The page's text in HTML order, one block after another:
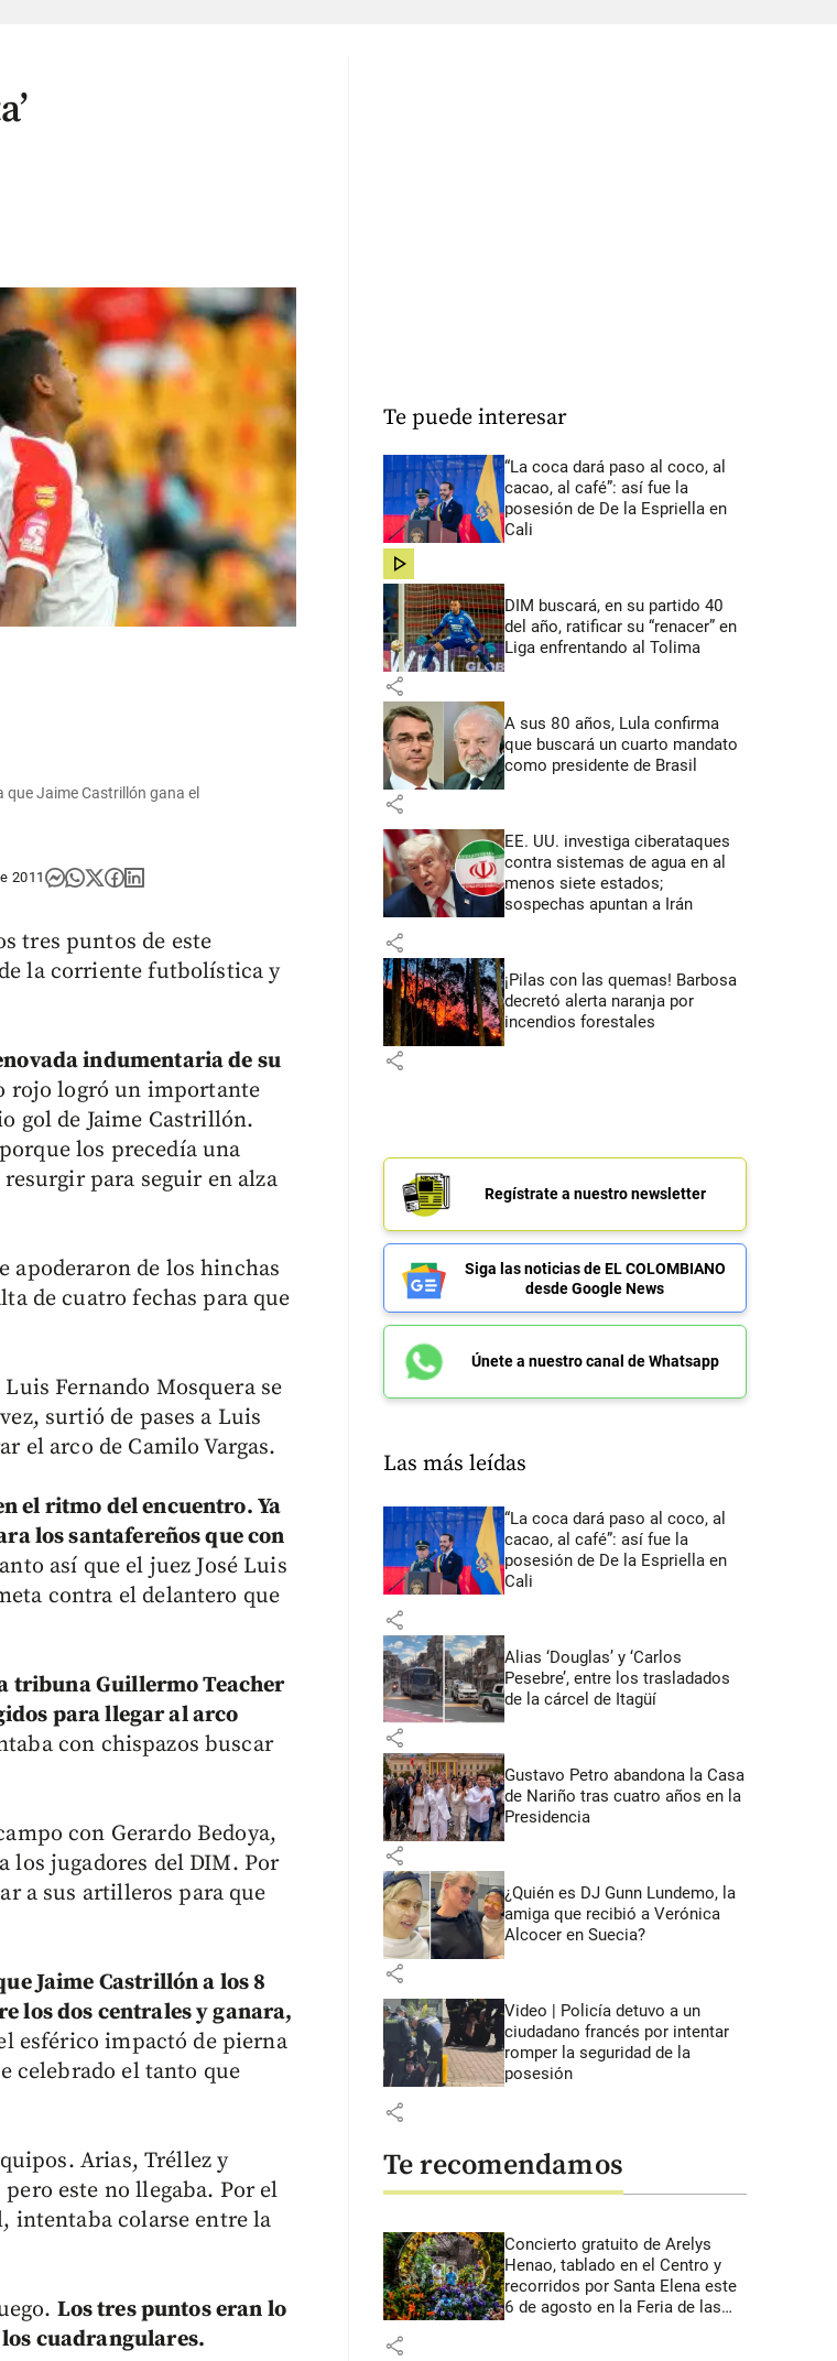
que Jaime Castrillón gana el
2011
tres puntos de este
la corriente futbolística y
indumentaria de su
rojo logró un importante
gol de Jaime Castrillón.
los precedía una
para seguir en alza
apoderaron de los hinchas
de cuatro fechas para que
Fernando Mosquera se
surtió de pases a Luis
el arco de Camilo Vargas.
el ritmo del encuentro. Ya
los santafereños que con
así que el juez José Luis
contra el delantero que
tribuna Guillermo Teacher
para llegar al arco
con chispazos buscar
con Gerardo Bedoya,
los jugadores del DIM. Por
a sus artilleros para que
Jaime Castrillón a los 8
los dos centrales y ganara,
esférico impactó de pierna
celebrado el tanto que
Arias, Tréllez y
este no llegaba. Por el
intentaba colarse entre la
Los tres puntos eran lo
cuadrangulares.
Te puede interesar
“La coca dará paso al coco, al
cacao, al café”: así fue la
posesión de De la Espriella en
Cali
share
DIM buscará, en su partido 40
del año, ratificar su “renacer” en
Liga enfrentando al Tolima
share
A sus 80 años, Lula confirma
que buscará un cuarto mandato
como presidente de Brasil
share
EE. UU. investiga ciberataques
contra sistemas de agua en al
menos siete estados;
sospechas apuntan a Irán
share
¡Pilas con las quemas! Barbosa
decretó alerta naranja por
incendios forestales
share
Regístrate a nuestro newsletter
Siga las noticias de EL COLOMBIANO
desde Google News
Únete a nuestro canal de Whatsapp
Las más leídas
“La coca dará paso al coco, al
cacao, al café”: así fue la
posesión de De la Espriella en
Cali
share
Alias ‘Douglas’ y ‘Carlos
Pesebre’, entre los trasladados
de la cárcel de Itagüí
share
Gustavo Petro abandona la Casa
de Nariño tras cuatro años en la
Presidencia
share
¿Quién es DJ Gunn Lundemo, la
amiga que recibió a Verónica
Alcocer en Suecia?
share
Video | Policía detuvo a un
ciudadano francés por intentar
romper la seguridad de la
posesión
share
Te recomendamos
Concierto gratuito de Arelys
Henao, tablado en el Centro y
recorridos por Santa Elena este
6 de agosto en la Feria de las
share